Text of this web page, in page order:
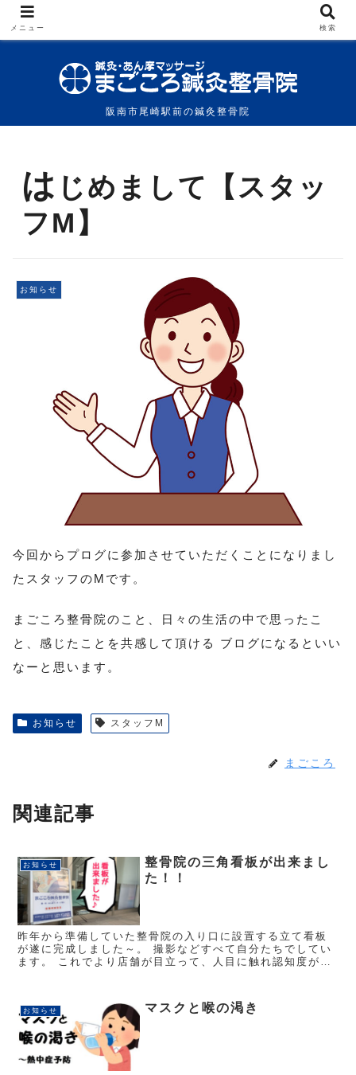
阪南市尾崎駅前の鍼灸整骨院
は じめまして【スタッ
フM】
お知らせ
今回からプログに参加させていただくことになりまし
たスタッフのMです。
まごころ整骨院のこと、日々の生活の中で思ったこ
と、感じたことを共感して頂ける ブログになるといい
なーと思います。
お知らせ スタッフM
まごころ
関連記事
お知らせ
整骨院の三角看板が出来まし
た！！
昨年から準備していた整骨院の入り口に設置する立て看板
が遂に完成しました～。 撮影などすべて自分たちでしてい
ます。 これでより店舗が目立って、人目に触れ認知度が上
お知らせ マスクと喉の渇き
メニュー 検索